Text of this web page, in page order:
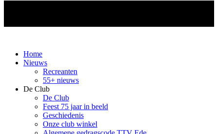
Home
Nieuws
Recreanten
55+ nieuws
De Club
De Club
Feest 75 jaar in beeld
Geschiedenis
Onze club winkel